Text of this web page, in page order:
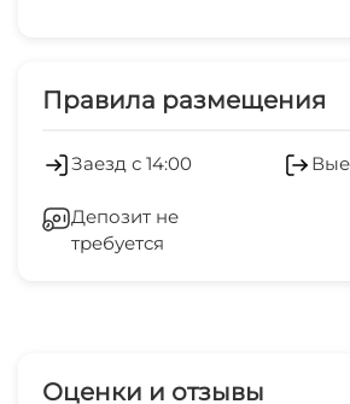
Мангал/барбекю
Стиральная машина
Правила размещения
Заезд с 14:00
Депозит не
требуется
Оценки и отзывы